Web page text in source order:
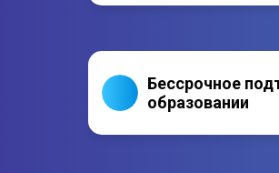
Бессрочное
образовании